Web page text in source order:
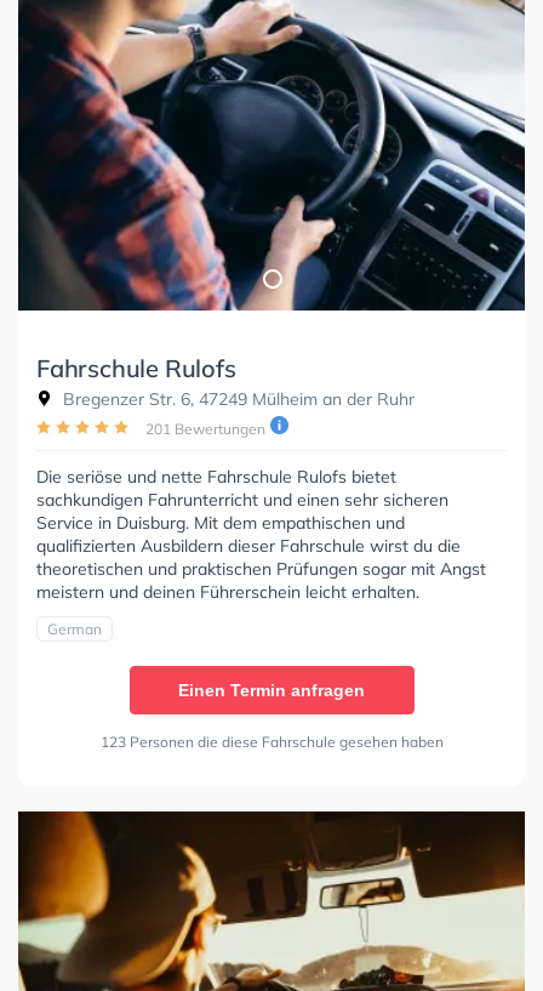
Fahrschule Rulofs
Bregenzer Str. 6, 47249 Mülheim an der Ruhr
201 Bewertungen
Die seriöse und nette Fahrschule Rulofs bietet
sachkundigen Fahrunterricht und einen sehr sicheren
Service in Duisburg. Mit dem empathischen und
qualifizierten Ausbildern dieser Fahrschule wirst du die
theoretischen und praktischen Prüfungen sogar mit Angst
meistern und deinen Führerschein leicht erhalten.
German
Einen Termin anfragen
123 Personen die diese Fahrschule gesehen haben